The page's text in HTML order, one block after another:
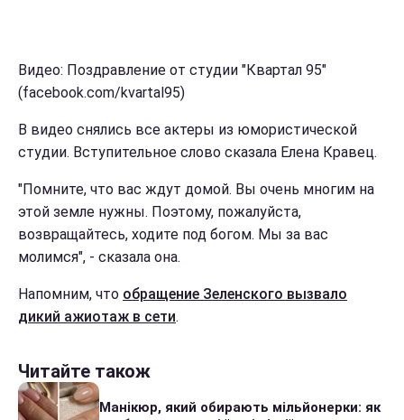
Видео: Поздравление от студии "Квартал 95"
(facebook.com/kvartal95)
В видео снялись все актеры из юмористической
студии. Вступительное слово сказала Елена Кравец.
"Помните, что вас ждут домой. Вы очень многим на
этой земле нужны. Поэтому, пожалуйста,
возвращайтесь, ходите под богом. Мы за вас
молимся", - сказала она.
Напомним, что обращение Зеленского вызвало
дикий ажиотаж в сети.
Читайте також
Манікюр, який обирають мільйонерки: як